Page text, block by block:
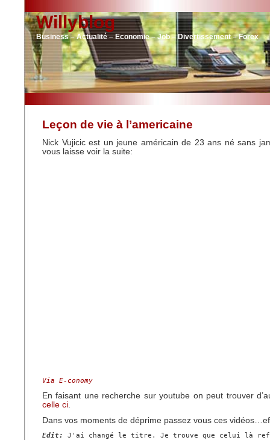
Willyblog
Business – Actualité – Economie – Job – Divertissement – Forex
Leçon de vie à l’americaine
Nick Vujicic est un jeune américain de 23 ans né sans
vous laisse voir la suite:
Via E-conomy
En faisant une recherche sur youtube on peut trouver
celle ci.
Dans vos moments de déprime passez vous ces
Edit: J'ai changé le titre. Je trouve que celui là